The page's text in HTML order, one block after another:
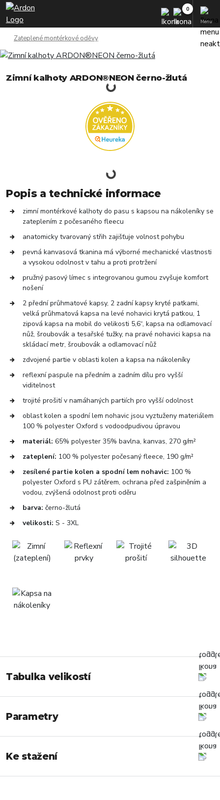
Menu
Zateplené montérkové oděvy
Zimní kalhoty ARDON®NEON černo-žlutá
Popis a technické informace
zimní montérkové kalhoty do pasu s kapsou na nákoleníky se
zateplením z počesaného fleecu
anatomicky tvarovaný střih zajišťuje volnost pohybu
pevná kanvasová tkanina má výborné mechanické vlastnosti
a vysokou odolnost v tahu a proti protržení
pružný pasový límec s integrovanou gumou zvyšuje komfort
nošení
2 přední průhmatové kapsy, 2 zadní kapsy kryté patkami,
velká průhmatová kapsa na levé nohavici krytá patkou, 1
zipová kapsa na mobil do velikosti 5,6“, kapsa na odlamovací
nůž, šroubovák a tesařské tužky, na pravé nohavici kapsa na
skládací metr, šroubovák a odlamovací nůž
zdvojené partie v oblasti kolen a kapsa na nákoleníky
reflexní paspule na předním a zadním dílu pro vyšší
viditelnost
trojité prošití v namáhaných partiích pro vyšší odolnost
oblast kolen a spodní lem nohavic jsou vyztuženy materiálem
100 % polyester Oxford s vodoodpudivou úpravou
materiál: 65% polyester 35% bavlna, kanvas, 270 g/m²
zateplení: 100 % polyester počesaný fleece, 190 g/m²
zesílené partie kolen a spodní lem nohavic: 100 %
polyester Oxford s PU zátěrem, ochrana před zašpiněním a
vodou, zvýšená odolnost proti oděru
barva: černo-žlutá
velikosti: S - 3XL
Tabulka velikostí
Parametry
Ke stažení